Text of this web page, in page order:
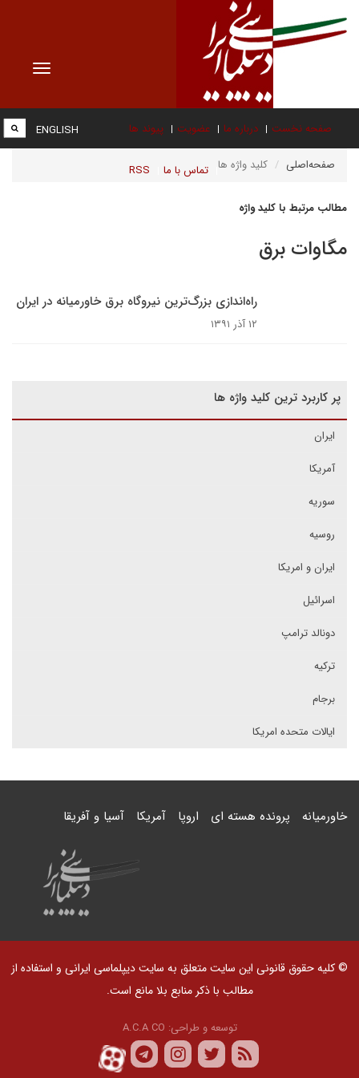
Toggle
صفحه نخست درباره ما عضویت پیوند ها
تماس با ما RSS
ENGLISH
صفحه‌اصلی کلید واژه ها
مطالب مرتبط با کلید واژه
مگاوات برق
راه‌اندازی بزرگ‌ترین نیروگاه برق خاورمیانه در ایران
۱۲ آذر ۱۳۹۱
پر کاربرد ترین کلید واژه ها
ایران
آمریکا
سوریه
روسیه
ایران و امریکا
اسرائیل
دونالد ترامپ
ترکیه
برجام
ایالات متحده امریکا
خاورمیانه پرونده هسته ای اروپا آمریکا آسیا و آفریقا
© کلیه حقوق قانونی این سایت متعلق به سایت دیپلماسی ایرانی و استفاده از
مطالب با ذکر منابع بلا مانع است.
توسعه و طراحی: A.C.A CO